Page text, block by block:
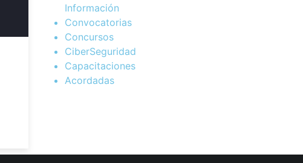
Información
Convocatorias
Concursos
CiberSeguridad
Capacitaciones
Acordadas